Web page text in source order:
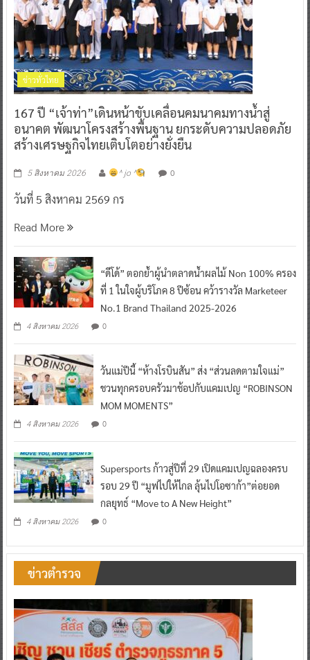
ข่าวทั่วไทย
167 ปี “เจ้าท่า”เดินหน้าขับเคลื่อนคมนาคมทางน้ำสู่
อนาคต พัฒนาโครงสร้างพื้นฐาน ยกระดับความปลอดภัย
สร้างเศรษฐกิจไทยเติบโตอย่างยั่งยืน
5 สิงหาคม 2026 ^ jo ^ 0
วันที่ 5 สิงหาคม 2569 กร
Read More
“ดีโด้” ตอกย้ำผู้นำตลาดน้ำผลไม้ Non 100% ครอง
ที่ 1 ในใจผู้บริโภค 8 ปีซ้อน คว้ารางวัล Marketeer
No.1 Brand Thailand 2025-2026
4 สิงหาคม 2026 0
วันแม่ปีนี้ “ห้างโรบินสัน” ส่ง “ส่วนลดตามใจแม่”
ชวนทุกครอบครัวมาช้อปกับแคมเปญ “ROBINSON
MOM MOMENTS”
4 สิงหาคม 2026 0
Supersports ก้าวสู่ปีที่ 29 เปิดแคมเปญฉลองครบ
รอบ 29 ปี “มูฟไปให้ไกล ลุ้นไปโอซาก้า”ต่อยอด
กลยุทธ์ “Move to A New Height”
4 สิงหาคม 2026 0
ข่าวตำรวจ